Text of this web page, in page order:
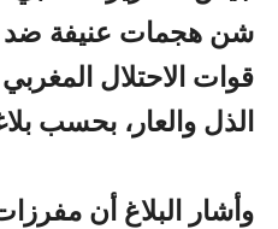
شن هجمات عنيفة ضد
قوات الاحتلال
الذل والعار، بحسب
وأشار البلاغ أن